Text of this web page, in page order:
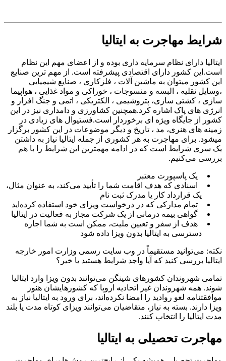
شرایط مهاجرت به ایتالیا
ایتالیا دارای نظام سرمایه داری بوده و از اعضای مهم این نظام
است.این کشور دارای اقتصادی پیشرفته است. از مهم ترین صنایع
این کشور میتوان به ماشین آلات ، فلزکاری ، صنایع شیمیایی
،وسایل نقلیه ، البسه و منسوجات ، خوراکی و مواد غذایی ، هواپیما
سازی ، کشتی سازی، پتروشیمی ، الکتریکی ، اتمی و جنگ افزار و
انرژی های پاک اشاره کرد.همچنین کشاورزی و دامداری نیز در این
کشور از جایگاه ویژه ای برخوردار است.فستیوال های زیادی در
زمینه های هنری، مد ، تاریخ و دیگر موضوعات در این کشور برگزار
میشود. برای مهاجرت به هر کشوری از جمله ایتالیا نیاز به داشتن
یک سری شرایط است که در ادامه مهمترین این شرایط را با هم
بررسی می‌کنیم.
یک پاسپورت معتبر
اسنادی که هدف اقامت شما را تأیید می‌کند، به عنوان مثال،
یک قرارداد کار یا مدرک ثبت نام
تمام مدارکی که در درخواست ویزای خود استفاده کرده‌اید
گواهی بیمه درمانی از یک شرکت مجاز به فعالیت در ایتالیا
هدف از سفر و تعیین ملیت، ممکن است به شما اجازه
دسترسی به ایتالیا بدون ویزا داده شود
نکته: می‌توانید مستقیماً در وب سایت رسمی وزارت امور خارجه
ایتالیا بررسی کنید که آیا واجد شرایط هستید یا خیر؟
تمامی شهروندان کشورهای شینگن می‌توانند بدون ویزا وارد ایتالیا
شوند. همه شهروندان غیر اتحادیه اروپا که کشورهایشان هنوز
موافقتنامه لغو روادید را امضا نکرده‌اند، برای ورود به ایتالیا نیاز به
ویزا دارند. بسته به نیاز، متقاضیان می‌توانند ویزای کوتاه مدت یا بلند
مدت ایتالیا را انتخاب کنند.
مهاجرت تحصیلی به ایتالیا